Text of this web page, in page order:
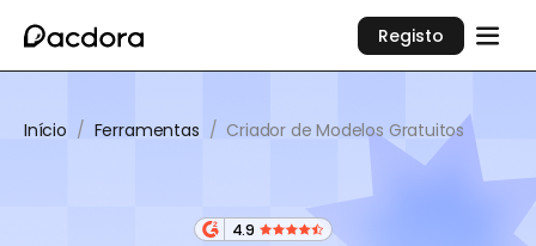
Registo
Início / Ferramentas / Criador de Modelos Gratuitos
4.9